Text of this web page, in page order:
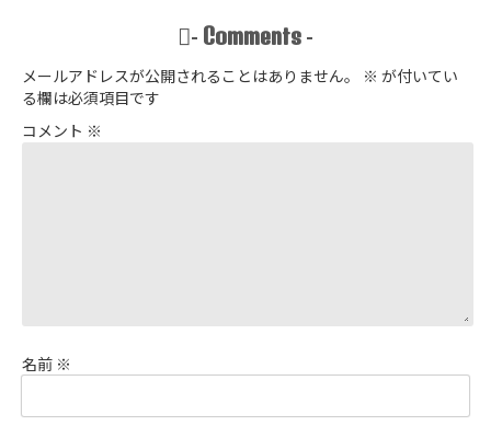
- Comments -
メールアドレスが公開されることはありません。 ※ が付いてい
る欄は必須項目です
コメント ※
名前 ※